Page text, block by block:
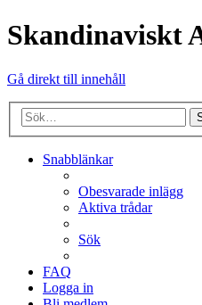
Skandinaviskt
Gå direkt till innehåll
Snabblänkar
Obesvarade inlägg
Aktiva trådar
Sök
FAQ
Logga in